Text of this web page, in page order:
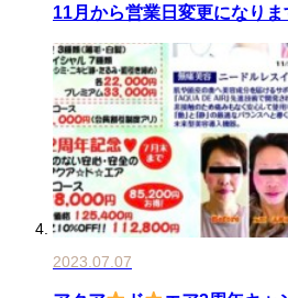
11月から営業日変更になりま
2023.07.07